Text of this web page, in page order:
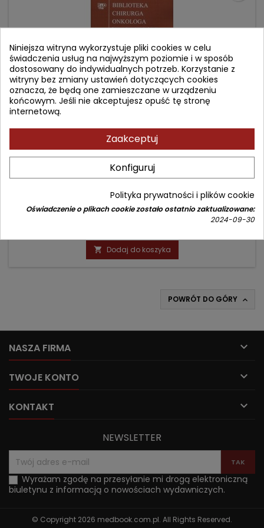
NOWOTWORY PO PRZESZCZEPIENIU NARZĄDÓW
Autor: Arkadiusz Jeziorski
(0)
Biblioteka Chirurga Onkologa (Tom 19)
podstawowa
 Dodaj do koszyka
POWRÓT DO GÓRY 
NASZA FIRMA 
TWOJE KONTO 
KONTAKT 
NEWSLETTER
Wyrażam zgodę na przesyłanie mi drogą elektroniczną
biuletynu z informacją o nowościach wydawniczych.
© Copyright 2026 medbook.com.pl. All Rights Reserved.
Niniejsza witryna wykorzystuje pliki cookies w celu
świadczenia usług na najwyższym poziomie i w sposób
dostosowany do indywidualnych potrzeb. Korzystanie z
witryny bez zmiany ustawień dotyczących cookies
oznacza, że będą one zamieszczane w urządzeniu
końcowym. Jeśli nie akceptujesz opuść tę stronę
internetową.
Zaakceptuj
Konfiguruj
Polityka prywatności i plików cookie
Oświadczenie o plikach cookie zostało ostatnio zaktualizowane:
2024-09-30